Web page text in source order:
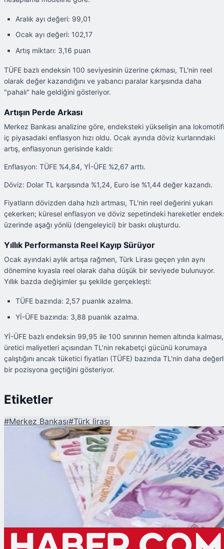
Aralık ayı değeri: 99,01
Ocak ayı değeri: 102,17
Artış miktarı: 3,16 puan
TÜFE bazlı endeksin 100 seviyesinin üzerine çıkması, TL'nin reel
olarak değer kazandığını ve yabancı paralar karşısında daha
"pahalı" hale geldiğini gösteriyor.
Artışın Perde Arkası
Merkez Bankası analizine göre, endeksteki yükselişin ana lokomotifi
iç piyasadaki enflasyon hızı oldu. Ocak ayında döviz kurlarındaki
artış, enflasyonun gerisinde kaldı:
Enflasyon: TÜFE %4,84, Yİ-ÜFE %2,67 arttı.
Döviz: Dolar TL karşısında %1,24, Euro ise %1,44 değer kazandı.
Fiyatların dövizden daha hızlı artması, TL'nin reel değerini yukarı
çekerken; küresel enflasyon ve döviz sepetindeki hareketler
üzerinde aşağı yönlü (dengeleyici) bir baskı oluşturdu.
Yıllık Performansta Reel Kayıp Sürüyor
Ocak ayındaki aylık artışa rağmen, Türk Lirası geçen yılın aynı
dönemine kıyasla reel olarak daha düşük bir seviyede bulunuyor.
Yıllık bazda değişimler şu şekilde gerçekleşti:
TÜFE bazında: 2,57 puanlık azalma.
Yİ-ÜFE bazında: 3,88 puanlık azalma.
Yİ-ÜFE bazlı endeksin 99,95 ile 100 sınırının hemen altında kalması,
üretici maliyetleri açısından TL’nin rekabetçi gücünü korumaya
çalıştığını ancak tüketici fiyatları (TÜFE) bazında TL'nin daha
bir pozisyona geçtiğini gösteriyor.
Etiketler
#Merkez Bankası#Türk lirası
TL'nin Reel Değeri Ocak Ayında Arttı